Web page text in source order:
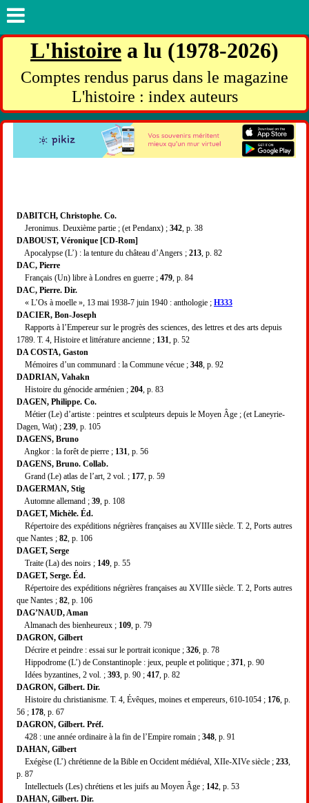
L'histoire a lu (1978-2026)
Comptes rendus parus dans le magazine
L'histoire : index auteurs
DABITCH, Christophe. Co.
Jeronimus. Deuxième partie ; (et Pendanx) ; 342 , p. 38
DABOUST, Véronique [CD-Rom]
Apocalypse (L’) : la tenture du château d’Angers ; 213 , p. 82
DAC, Pierre
Français (Un) libre à Londres en guerre ; 479 , p. 84
DAC, Pierre. Dir.
« L’Os à moelle », 13 mai 1938-7 juin 1940 : anthologie ; H333
DACIER, Bon-Joseph
Rapports à l’Empereur sur le progrès des sciences, des lettres et des arts depuis
1789. T. 4, Histoire et littérature ancienne ; 131 , p. 52
DA COSTA, Gaston
Mémoires d’un communard : la Commune vécue ; 348 , p. 92
DADRIAN, Vahakn
Histoire du génocide arménien ; 204 , p. 83
DAGEN, Philippe. Co.
Métier (Le) d’artiste : peintres et sculpteurs depuis le Moyen Âge ; (et Laneyrie-
Dagen, Wat) ; 239 , p. 105
DAGENS, Bruno
Angkor : la forêt de pierre ; 131 , p. 56
DAGENS, Bruno. Collab.
Grand (Le) atlas de l’art, 2 vol. ; 177 , p. 59
DAGERMAN, Stig
Automne allemand ; 39 , p. 108
DAGET, Michèle. Éd.
Répertoire des expéditions négrières françaises au XVIIIe siècle. T. 2, Ports autres
que Nantes ; 82 , p. 106
DAGET, Serge
Traite (La) des noirs ; 149 , p. 55
DAGET, Serge. Éd.
Répertoire des expéditions négrières françaises au XVIIIe siècle. T. 2, Ports autres
que Nantes ; 82 , p. 106
DAG’NAUD, Aman
Almanach des bienheureux ; 109 , p. 79
DAGRON, Gilbert
Décrire et peindre : essai sur le portrait iconique ; 326 , p. 78
Hippodrome (L’) de Constantinople : jeux, peuple et politique ; 371 , p. 90
Idées byzantines, 2 vol. ; 393 , p. 90 ; 417 , p. 82
DAGRON, Gilbert. Dir.
Histoire du christianisme. T. 4, Évêques, moines et empereurs, 610-1054 ; 176 , p.
56 ; 178 , p. 67
DAGRON, Gilbert. Préf.
428 : une année ordinaire à la fin de l’Empire romain ; 348 , p. 91
DAHAN, Gilbert
Exégèse (L’) chrétienne de la Bible en Occident médiéval, XIIe-XIVe siècle ; 233
p. 87
Intellectuels (Les) chrétiens et les juifs au Moyen Âge ; 142 , p. 53
DAHAN, Gilbert. Dir.